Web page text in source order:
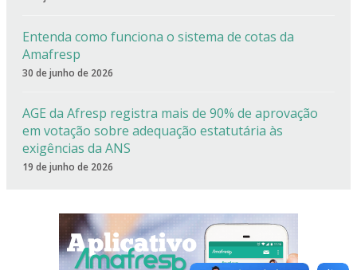
Entenda como funciona o sistema de cotas da
Amafresp
30 de junho de 2026
AGE da Afresp registra mais de 90% de aprovação
em votação sobre adequação estatutária às
exigências da ANS
19 de junho de 2026